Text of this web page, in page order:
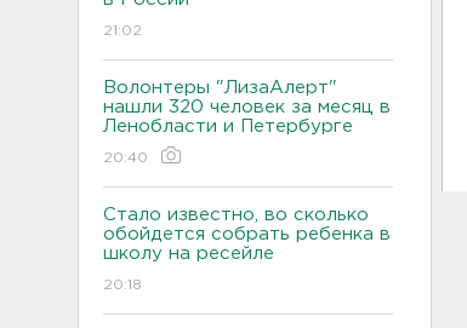
21:02
Волонтеры "ЛизаАлерт"
нашли 320 человек за месяц в
Ленобласти и Петербурге
20:40
Стало известно, во сколько
обойдется собрать ребенка в
школу на ресейле
20:18